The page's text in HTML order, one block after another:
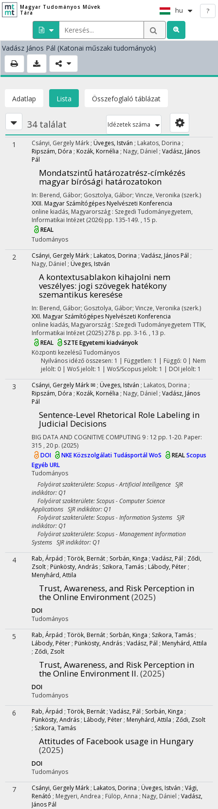
Magyar Tudományos Művek
Tára
hu ?
Vadász János Pál (Katonai műszaki tudományok)
Adatlap Lista Összefoglaló táblázat
34 találat Idézetek száma
1 Csányi, Gergely Márk ; Üveges, István ; Lakatos, Dorina ;
Ripszám, Dóra ; Kozák, Kornélia ; Nagy, Dániel ; Vadász, János
Pál
Mondatszintű határozatrész-címkézés
magyar bírósági határozatokon
In: Berend, Gábor; Gosztolya, Gábor; Vincze, Veronika (szerk.)
XXII. Magyar Számítógépes Nyelvészeti Konferencia
online kiadás, Magyarország : Szegedi Tudományegyetem,
Informatikai Intézet (2026) pp. 135-149. , 15 p.
REAL
Tudományos
2 Csányi, Gergely Márk ; Lakatos, Dorina ; Vadász, János Pál ;
Nagy, Dániel ; Üveges, István
A kontextusablakon kihajolni nem
veszélyes: jogi szövegek hatékony
szemantikus keresése
In: Berend, Gábor; Gosztolya, Gábor; Vincze, Veronika (szerk.)
XXI. Magyar Számítógépes Nyelvészeti Konferencia
online kiadás, Magyarország : Szegedi Tudományegyetem TTIK,
Informatikai Intézet (2025)278 p. pp. 3-16. , 13 p.
REAL
SZTE Egyetemi kiadványok
Központi kezelésűTudományos
Nyilvános idéző összesen: 1 | Független: 1 | Függő: 0 | Nem
jelölt: 0 | WoS jelölt: 1 | WoS/Scopus jelölt: 1 | DOI jelölt: 1
3 Csányi, Gergely Márk ✉ ; Üveges, István ; Lakatos, Dorina ;
Ripszám, Dóra ; Kozák, Kornélia ; Nagy, Dániel ; Vadász, János
Pál
Sentence-Level Rhetorical Role Labeling in
Judicial Decisions
BIG DATA AND COGNITIVE COMPUTING 9 : 12 pp. 1-20. Paper:
315 , 20 p. (2025)
DOI
NKE Közszolgálati TudásportálWoS REALScopus
Egyéb URL
Tudományos
Folyóirat szakterülete: Scopus - Artificial Intelligence SJR
indikátor: Q1
Folyóirat szakterülete: Scopus - Computer Science
Applications SJR indikátor: Q1
Folyóirat szakterülete: Scopus - Information Systems SJR
indikátor: Q1
Folyóirat szakterülete: Scopus - Management Information
Systems SJR indikátor: Q1
4 Rab, Árpád ; Török, Bernát ; Sorbán, Kinga ; Vadász, Pál ; Ződi,
Zsolt ; Pünkösty, András ; Szikora, Tamás ; Lábody, Péter ;
Menyhárd, Attila
Trust, Awareness, and Risk Perception in
the Online Environment(2025)
DOI
Tudományos
5 Rab, Árpád ; Török, Bernát ; Sorbán, Kinga ; Szikora, Tamás ;
Lábody, Péter ; Pünkösty, András ; Vadász, Pál ; Menyhárd, Attila
; Ződi, Zsolt
Trust, Awareness, and Risk Perception in
the Online Environment II. (2025)
DOI
Tudományos
6 Rab, Árpád ; Török, Bernát ; Vadász, Pál ; Sorbán, Kinga ;
Pünkösty, András ; Lábody, Péter ; Menyhárd, Attila ; Ződi, Zsolt
; Szikora, Tamás
Attitudes of Facebook usage in Hungary
(2025)
DOI
Tudományos
7 Csányi, Gergely Márk ; Lakatos, Dorina ; Üveges, István ; Vági,
Renátó ; Megyeri, Andrea ; Fülöp, Anna ; Nagy, Dániel ; Vadász,
János Pál